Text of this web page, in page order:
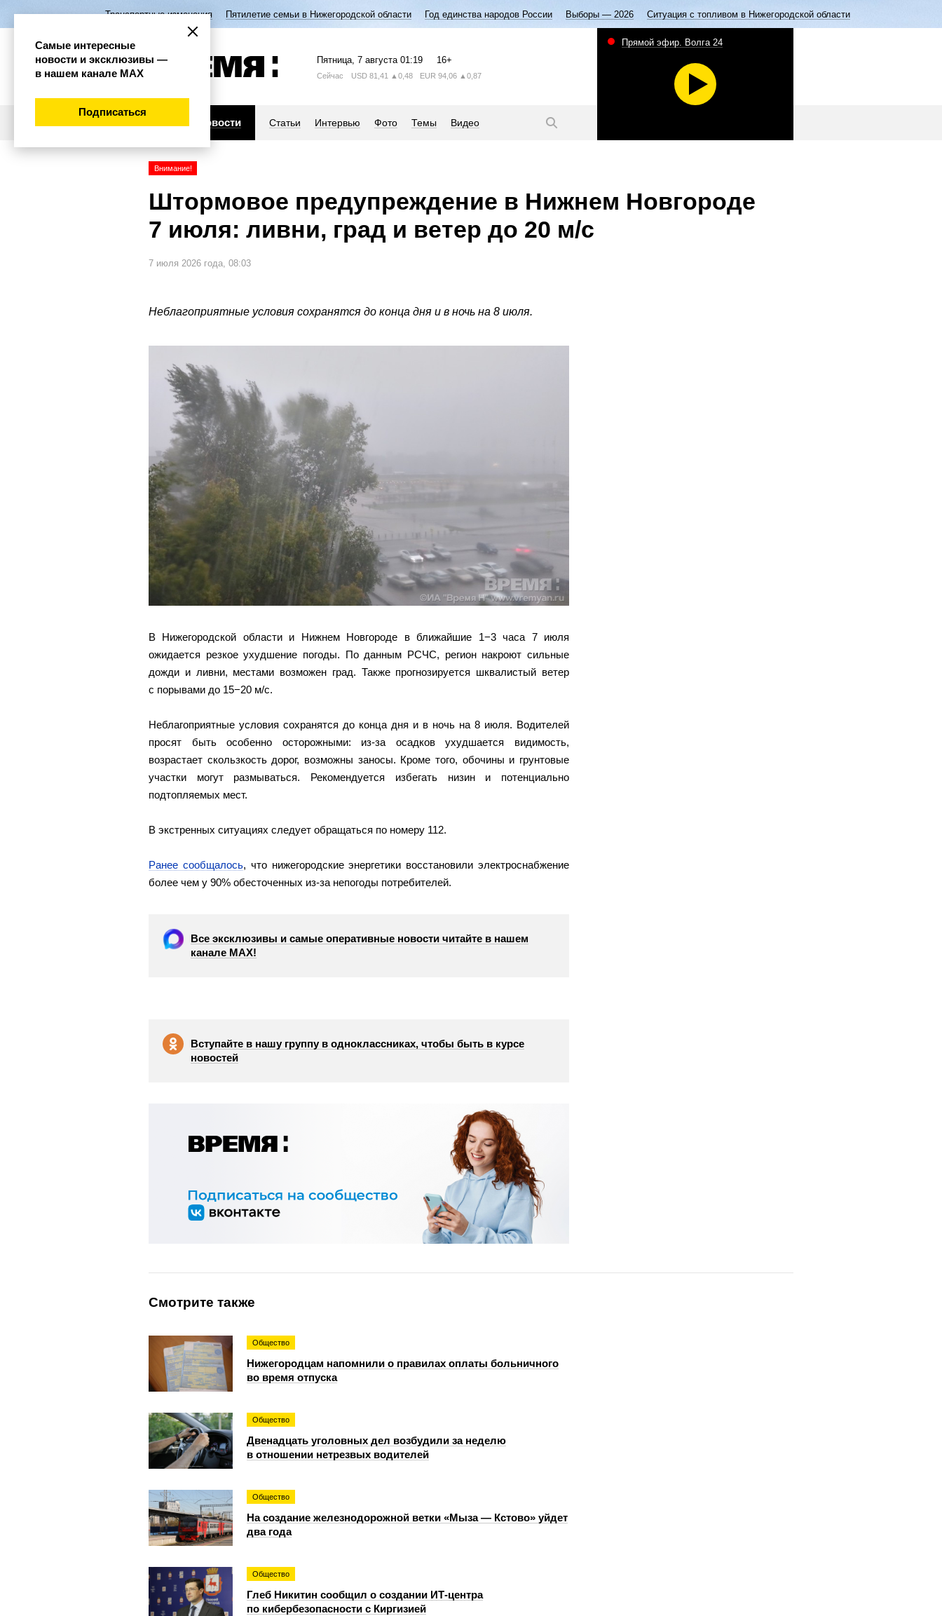
Транспортные изменения Пятилетие семьи в Нижегородской области Год единства народов России Выборы — 2026 Ситуация с топливом в Нижегородской области
Пятница, 7 августа 01:19 16+
Сейчас USD 81,41 ▲0,48 EUR 94,06 ▲0,87
Новости Статьи Интервью Фото Темы Видео
Прямой эфир. Волга 24
Внимание!
Штормовое предупреждение в Нижнем Новгороде
7 июля: ливни, град и ветер до 20 м/с
7 июля 2026 года, 08:03
Неблагоприятные условия сохранятся до конца дня и в ночь на 8 июля.
В Нижегородской области и Нижнем Новгороде в ближайшие 1−3 часа 7 июля
ожидается резкое ухудшение погоды. По данным РСЧС, регион накроют сильные
дожди и ливни, местами возможен град. Также прогнозируется шквалистый ветер
с порывами до 15−20 м/с.
Неблагоприятные условия сохранятся до конца дня и в ночь на 8 июля. Водителей
просят быть особенно осторожными: из-за осадков ухудшается видимость,
возрастает скользкость дорог, возможны заносы. Кроме того, обочины и грунтовые
участки могут размываться. Рекомендуется избегать низин и потенциально
подтопляемых мест.
В экстренных ситуациях следует обращаться по номеру 112.
Ранее сообщалось, что нижегородские энергетики восстановили электроснабжение
более чем у 90% обесточенных из-за непогоды потребителей.
Все эксклюзивы и самые оперативные новости читайте в нашем
канале МАХ!
Вступайте в нашу группу в одноклассниках, чтобы быть в курсе
новостей
Смотрите также
Общество
Нижегородцам напомнили о правилах оплаты больничного
во время отпуска
Общество
Двенадцать уголовных дел возбудили за неделю
в отношении нетрезвых водителей
Общество
На создание железнодорожной ветки «Мыза — Кстово» уйдет
два года
Общество
Глеб Никитин сообщил о создании ИТ-центра
по кибербезопасности с Киргизией
Самые интересные
новости и эксклюзивы —
в нашем канале МАХ
Подписаться